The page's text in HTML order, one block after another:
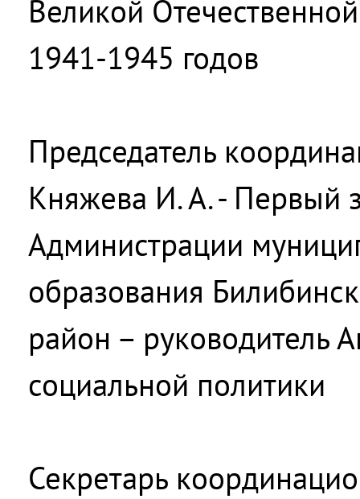
Великой
1941-1945 годов
Председатель
Княжева И. А. - Первый
Администрации
образования
район – руководитель
социальной политики
Секретарь